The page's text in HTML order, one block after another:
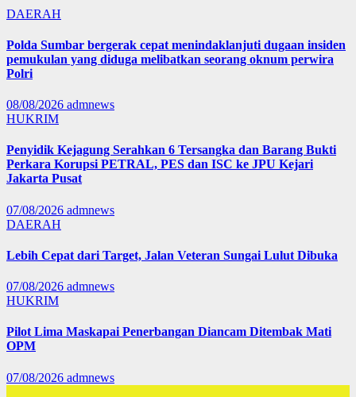
DAERAH
Polda Sumbar bergerak cepat menindaklanjuti dugaan insiden
pemukulan yang diduga melibatkan seorang oknum perwira
Polri
08/08/2026 admnews
HUKRIM
Penyidik Kejagung Serahkan 6 Tersangka dan Barang Bukti
Perkara Korupsi PETRAL, PES dan ISC ke JPU Kejari
Jakarta Pusat
07/08/2026 admnews
DAERAH
Lebih Cepat dari Target, Jalan Veteran Sungai Lulut Dibuka
07/08/2026 admnews
HUKRIM
Pilot Lima Maskapai Penerbangan Diancam Ditembak Mati
OPM
07/08/2026 admnews